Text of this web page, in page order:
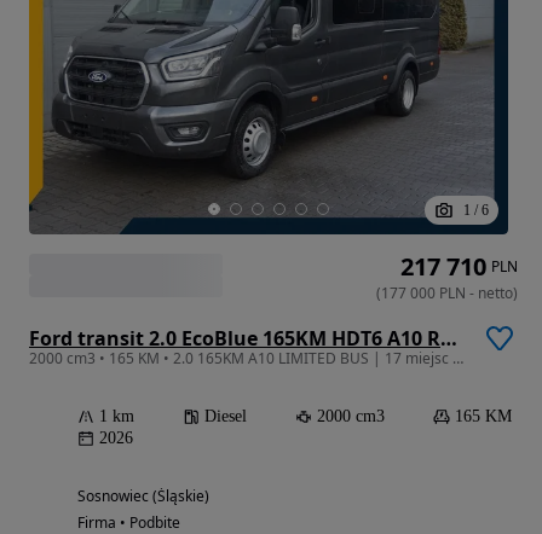
1 / 6
Ford transit 2.0 EcoBlue 165KM HDT6 A10 RWD LIMITED BUS M2 460 L4
2000 cm3 • 165 KM • 2.0 165KM A10 LIMITED BUS | 17 miejsc | Hak Holowniczy | Zbiornik 95L
1 km Diesel 2000 cm3
165 KM
2026
Sosnowiec (Śląskie)
Firma • Podbite
217 710 PLN
(177 000 PLN - netto)